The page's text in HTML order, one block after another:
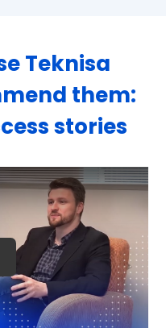
Teknisa
them:
stories